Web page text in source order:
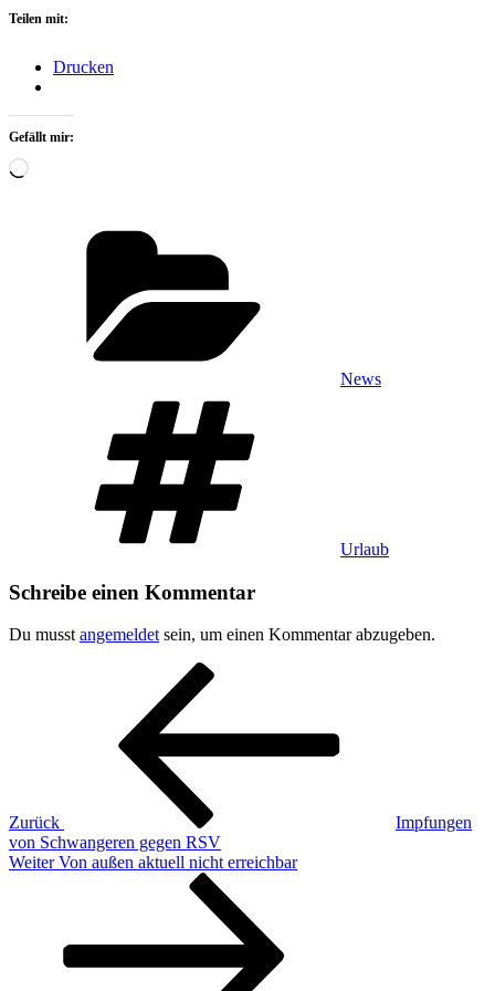
Teilen mit:
Drucken
Gefällt mir:
Wird
News
Urlaub
Schreibe einen Kommentar
Du musst angemeldet sein, um einen Kommentar abzugeben.
Beitragsnavigation
Zurück
Impfungen
von Schwangeren gegen RSV
Nächster
Weiter Von außen aktuell nicht erreichbar